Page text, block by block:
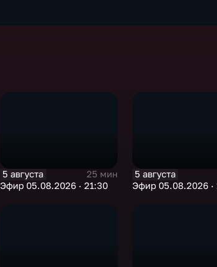
5 августа
25 мин
Эфир 05.08.2026 · 21:30
5 августа
Эфир 05.08.2026 ·